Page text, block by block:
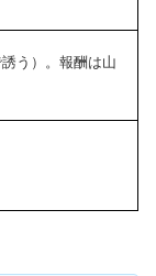
う）。報酬は山